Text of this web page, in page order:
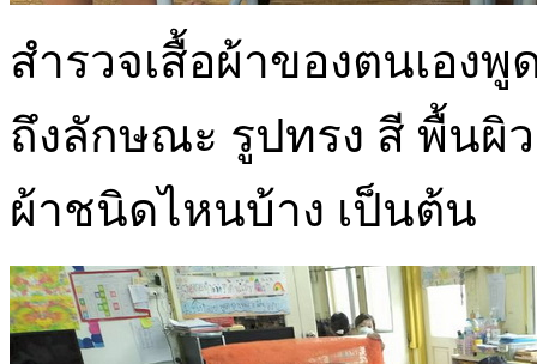
สำรวจเสื้อผ้าของตนเอง
ถึงลักษณะ รูปทรง สี พื้นผิ
ผ้าชนิดไหนบ้าง เป็นต้น